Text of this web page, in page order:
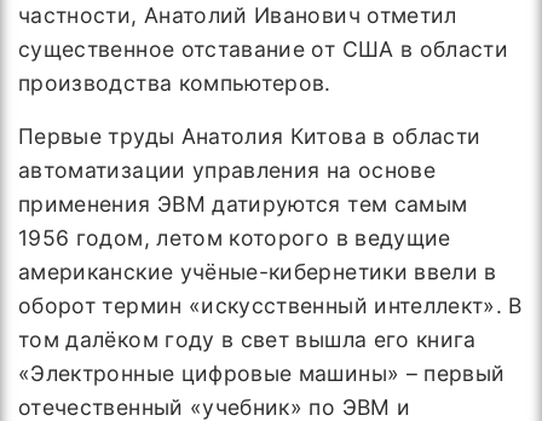
частности, Анатолий Иванович отметил
существенное отставание от США в области
производства компьютеров.
Первые труды Анатолия Китова в области
автоматизации управления на основе
применения ЭВМ датируются тем самым
1956 годом, летом которого в ведущие
американские учёные-кибернетики ввели в
оборот термин «искусственный интеллект». В
том далёком году в свет вышла его книга
«Электронные цифровые машины» – первый
отечественный «учебник» по ЭВМ и